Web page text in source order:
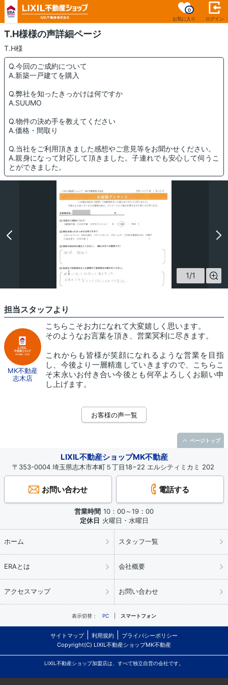
お気に入り
0
ログイン
T.H様様の声詳細ページ
T.H様
Q.今回のご成約について
A.新築一戸建てを購入
Q.弊社を知ったきっかけは何ですか
A.SUUMO
Q.物件の決め手を教えてください
A.価格・間取り
Q.当社をご利用頂きました感想やご意見等をお聞かせください。
A.親身になって対応して頂きました。子連れでも安心して伺うこ
とができました。
1/1
担当スタッフより
MK不動産
志木店
こちらこそお力になれて大変嬉しく思います。
そのようなお言葉を頂き、営業冥利に尽きます。
これからも皆様が笑顔になれるような営業を目指
し、今後より一層精進していきますので、こちらこ
そ末永いお付き合い今後とも何卒よろしくお願い申
し上げます。
お客様の声一覧
LIXIL不動産ショップMK不動産
〒353-0004 埼玉県志木市本町５丁目18−22 エルシティミカミ 202
お問い合わせ 電話する
営業時間 10：00～19：00
定休日 火曜日・水曜日
ホーム スタッフ一覧
ERAとは 会社概要
アクセスマップ お問い合わせ
表示切替： PC スマートフォン
サイトマップ 利用規約
プライバシーポリシー
Copyright(C) LIXIL不動産ショップMK不動産
LIXIL不動産ショップ加盟店は、すべて独立自営の会社です。
ページトップ